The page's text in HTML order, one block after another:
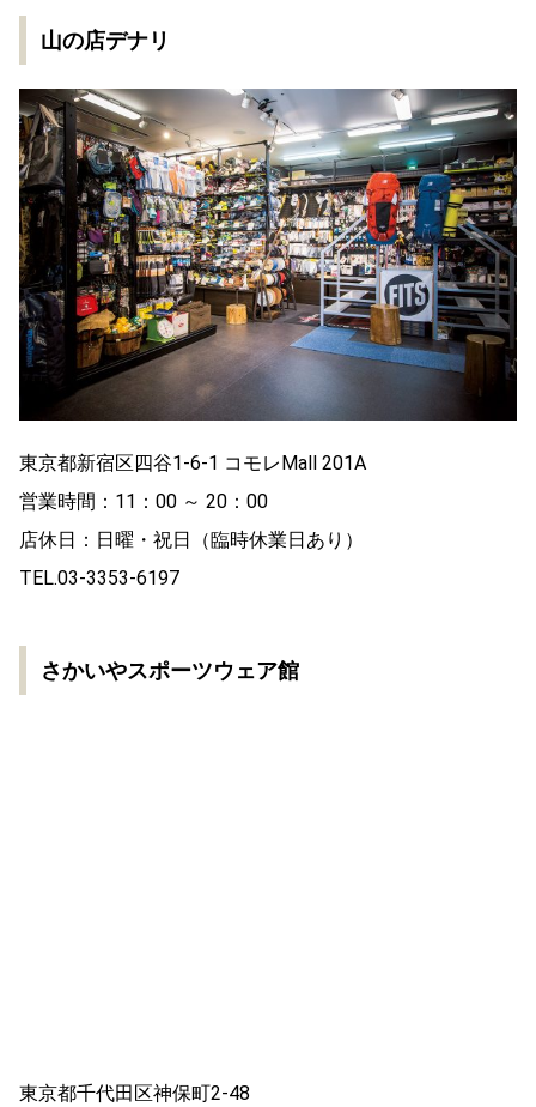
山の店デナリ
東京都新宿区四谷1-6-1 コモレMall 201A
営業時間：11：00 ～ 20：00
店休日：日曜・祝日（臨時休業日あり）
TEL.03-3353-6197
さかいやスポーツウェア館
東京都千代田区神保町2-48